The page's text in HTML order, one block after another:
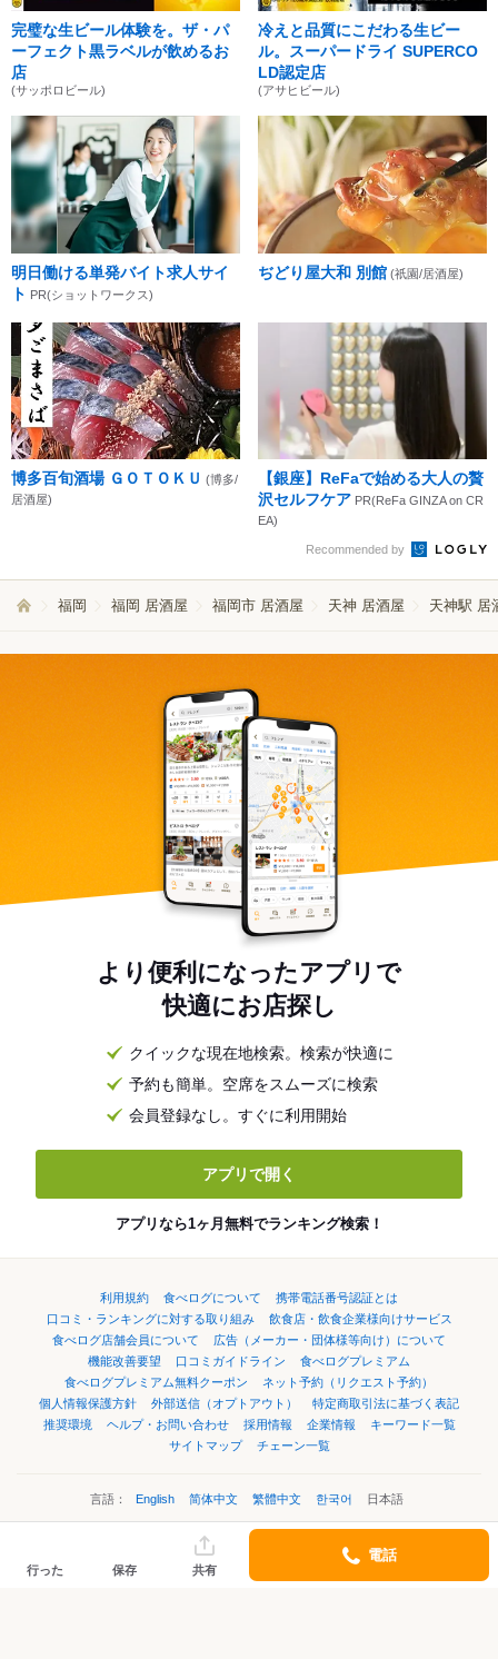
完璧な生ビール体験を。ザ・パ
ーフェクト黒ラベルが飲めるお
店
(サッポロビール)
冷えと品質にこだわる生ビー
ル。スーパードライ SUPERCO
LD認定店
(アサヒビール)
明日働ける単発バイト求人サイ
ト PR(ショットワークス)
ぢどり屋大和 別館 (祇園/居酒屋)
博多百旬酒場 ＧＯＴＯＫＵ (博多/
居酒屋)
【銀座】ReFaで始める大人の贅
沢セルフケア PR(ReFa GINZA on CR
EA)
Recommended by
福岡 福岡 居酒屋 福岡市 居酒屋 天神 居酒屋 天神駅 居
より便利になったアプリで
快適にお店探し
クイックな現在地検索。検索が快適に
予約も簡単。空席をスムーズに検索
会員登録なし。すぐに利用開始
アプリで開く
アプリなら1ヶ月無料でランキング検索！
利用規約 食べログについて
携帯電話番号認証とは
口コミ・ランキングに対する取り組み
飲食店・飲食企業様向けサービス
食べログ店舗会員について
広告（メーカー・団体様等向け）について
機能改善要望
口コミガイドライン
食べログプレミアム
食べログプレミアム無料クーポン
ネット予約（リクエスト予約）
個人情報保護方針
外部送信（オプトアウト）
特定商取引法に基づく表記
推奨環境
ヘルプ・お問い合わせ 採用情報 企業情報
キーワード一覧
サイトマップ
チェーン一覧
言語： English 简体中文 繁體中文 한국어 日本語
©Kakaku.com, Inc.
行った
保存 共有
電話